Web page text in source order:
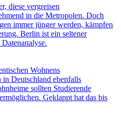
diese vergreisen
in die Metropolen. Doch
immer jünger werden, kämpfen
Berlin ist ein seltener
Wohnens
in Deutschland ebenfalls
sollten Studierende
Geklappt hat das bis